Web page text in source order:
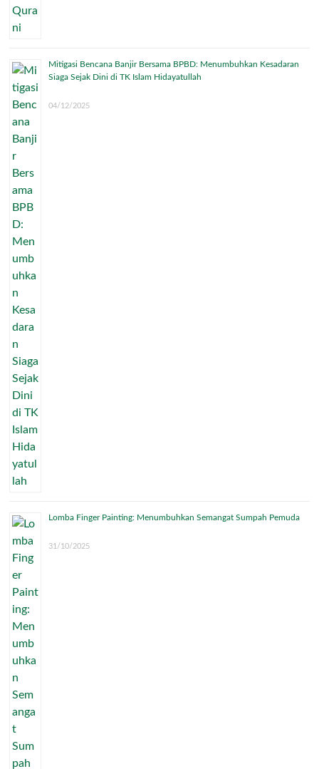
Mitigasi Bencana Banjir Bersama BPBD: Menumbuhkan Kesadaran
Siaga Sejak Dini di TK Islam Hidayatullah
04/12/2025
Lomba Finger Painting: Menumbuhkan Semangat Sumpah Pemuda
31/10/2025